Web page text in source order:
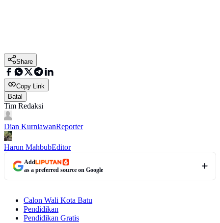
Share
Copy Link
Batal
Tim Redaksi
Dian KurniawanReporter
Harun MahbubEditor
Add
as a preferred source on Google
Calon Wali Kota Batu
Pendidikan
Pendidikan Gratis